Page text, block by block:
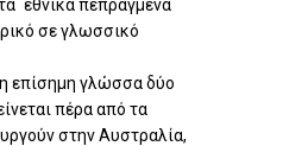
`εθνικά πεπραγμένα`
σε γλωσσικό
η επίσημη γλώσσα δύο
πέρα από τα
στην Αυστραλία,